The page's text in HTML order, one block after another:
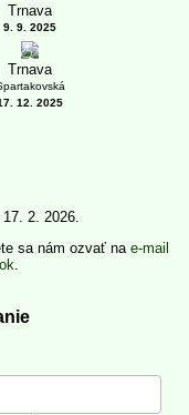
Trnava
9. 9. 2025
5
Trnava
12. 2025
2. 2026.
sa nám ozvať na e-mail
.